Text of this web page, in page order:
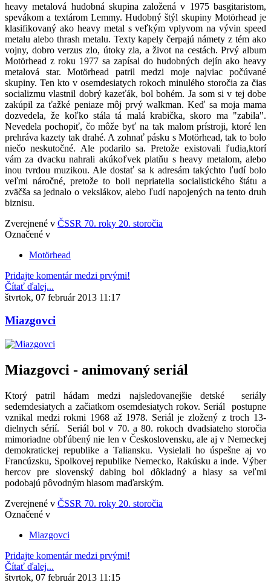
heavy metalová hudobná skupina založená v 1975 basgitaristom,
spevákom a textárom Lemmy. Hudobný štýl skupiny Motörhead je
klasifikovaný ako heavy metal s veľkým vplyvom na vývin speed
metalu alebo thrash metalu. Texty kapely čerpajú námety z tém ako
vojny, dobro verzus zlo, útoky zla, a život na cestách. Prvý album
Motörhead z roku 1977 sa zapísal do hudobných dejín ako heavy
metalová star. Motörhead patril medzi moje najviac počúvané
skupiny. Ten kto v osemdesiatych rokoch minulého storočia za čias
socializmu vlastnil dobrý kazeťák, bol bohém. Ja som si v tej dobe
zakúpil za ťažké peniaze môj prvý walkman. Keď sa moja mama
dozvedela, že koľko stála tá malá krabička, skoro ma "zabila".
Nevedela pochopiť, čo môže byť na tak malom prístroji, ktoré len
prehráva kazety tak drahé. A zohnať pásku s Motörhead, tak to bolo
niečo neskutočné. Ale podarilo sa. Pretože existovali ľudia,ktorí
vám za dvacku nahrali akúkoľvek platňu s heavy metalom, alebo
inou tvrdou muzikou. Ale dostať sa k adresám takýchto ľudí bolo
veľmi náročné, pretože to boli nepriatelia socialistického štátu a
zväčša sa jednalo o vekslákov, alebo ľudí napojených na tento druh
biznisu.
Zverejnené v ČSSR 70. roky 20. storočia
Označené v
Motörhead
Pridajte komentár medzi prvými!
Čítať ďalej...
štvrtok, 07 február 2013 11:17
Miazgovci
Miazgovci - animovaný seriál
Ktorý patril hádam medzi najsledovanejšie detské seriály
sedemdesiatych a začiatkom osemdesiatych rokov. Seriál postupne
vznikal medzi rokmi 1968 až 1978. Seriál je zložený z troch 13-
dielnych sérií. Seriál bol v 70. a 80. rokoch dvadsiateho storočia
mimoriadne obľúbený nie len v Československu, ale aj v Nemeckej
demokratickej republike a Taliansku. Vysielali ho úspešne aj vo
Francúzsku, Spolkovej republike Nemecko, Rakúsku a inde. Výber
hercov pre slovenský dabing bol dôkladný a hlasy sa veľmi
podobajú pôvodným hlasom maďarským.
Zverejnené v ČSSR 70. roky 20. storočia
Označené v
Miazgovci
Pridajte komentár medzi prvými!
Čítať ďalej...
štvrtok, 07 február 2013 11:15